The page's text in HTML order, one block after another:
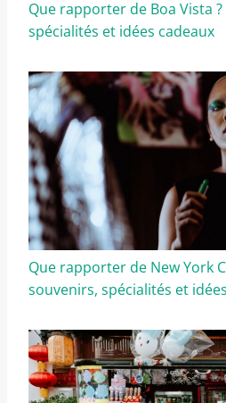
Que rapporter de Boa Vista
spécialités et idées cadeaux
Que rapporter de New York
souvenirs, spécialités et